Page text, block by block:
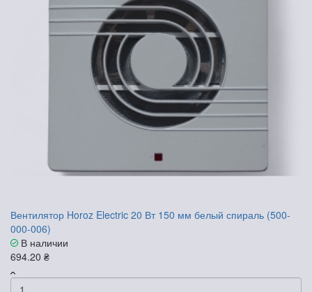
Вентилятор Horoz Electric 20 Вт 150 мм белый спираль (500-
000-006)
В наличии
694.20 ₴